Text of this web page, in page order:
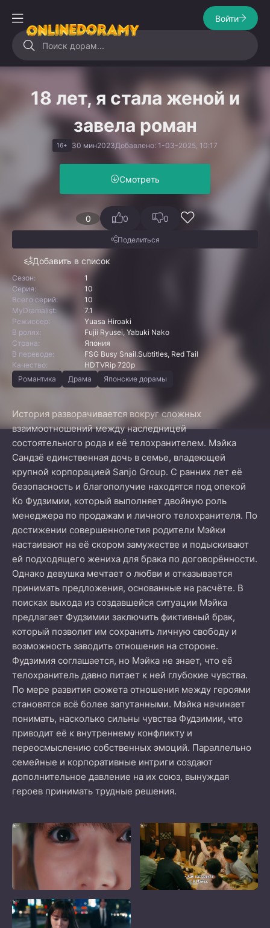
Войти
18 лет, я стала женой и
завела роман
16+ 30 мин2023Добавлено: 1-03-2025, 10:17
Смотреть
0
Добавить в список
0 0
Поделиться
Сезон:
1
Серия:
10
Всего серий:
10
MyDramalist:
7.1
Режиссер:
Yuasa Hiroaki
В ролях:
Fujii Ryusei, Yabuki Nako
Страна:
Япония
В переводе:
FSG Busy Snail.Subtitles, Red Tail
Качество:
HDTVRip 720p
Романтика
Драма Японские дорамы
История разворачивается вокруг сложных
взаимоотношений между наследницей
состоятельного рода и её телохранителем. Мэйка
Сандзё единственная дочь в семье, владеющей
крупной корпорацией Sanjo Group. С ранних лет её
безопасность и благополучие находятся под опекой
Ко Фудзимии, который выполняет двойную роль
менеджера по продажам и личного телохранителя. По
достижении совершеннолетия родители Мэйки
настаивают на её скором замужестве и подыскивают
ей подходящего жениха для брака по договорённости.
Однако девушка мечтает о любви и отказывается
принимать предложения, основанные на расчёте. В
поисках выхода из создавшейся ситуации Мэйка
предлагает Фудзимии заключить фиктивный брак,
который позволит им сохранить личную свободу и
возможность заводить отношения на стороне.
Фудзимия соглашается, но Мэйка не знает, что её
телохранитель давно питает к ней глубокие чувства.
По мере развития сюжета отношения между героями
становятся всё более запутанными. Мэйка начинает
понимать, насколько сильны чувства Фудзимии, что
приводит её к внутреннему конфликту и
переосмыслению собственных эмоций. Параллельно
семейные и корпоративные интриги создают
дополнительное давление на их союз, вынуждая
героев принимать трудные решения.